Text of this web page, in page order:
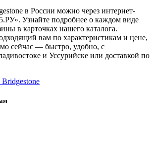
в России можно через интернет-
Узнайте подробнее о каждом виде
в карточках нашего каталога.
вам по характеристикам и цене,
сейчас — быстро, удобно, с
и Уссурийске или доставкой по